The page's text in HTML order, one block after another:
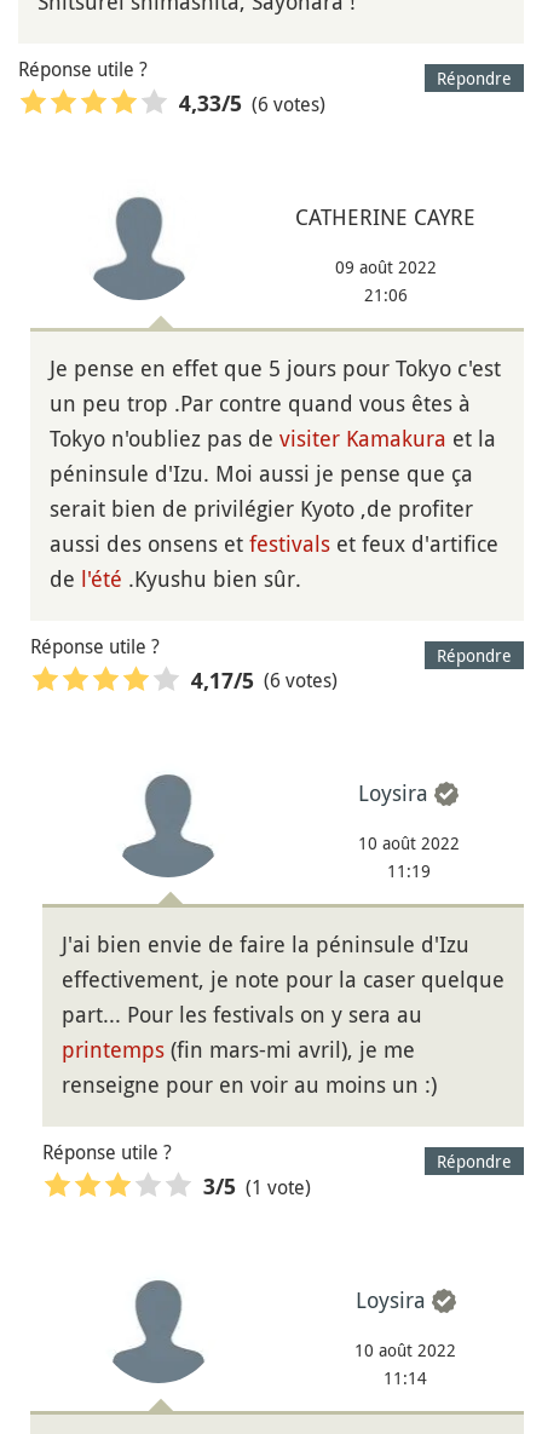
Répondre
Réponse utile ?
4,33/5 (6 votes)
CATHERINE CAYRE
09 août 2022
21:06
Je pense en effet que 5 jours pour Tokyo c'est
un peu trop .Par contre quand vous êtes à
Tokyo n'oubliez pas de visiter Kamakura et la
péninsule d'Izu. Moi aussi je pense que ça
serait bien de privilégier Kyoto ,de profiter
aussi des onsens et festivals et feux d'artifice
de l'été .Kyushu bien sûr.
Répondre
Réponse utile ?
4,17/5 (6 votes)
Loysira
10 août 2022
11:19
J'ai bien envie de faire la péninsule d'Izu
effectivement, je note pour la caser quelque
part... Pour les festivals on y sera au
printemps (fin mars-mi avril), je me
renseigne pour en voir au moins un :)
Répondre
Réponse utile ?
3/5 (1 vote)
Loysira
10 août 2022
11:14